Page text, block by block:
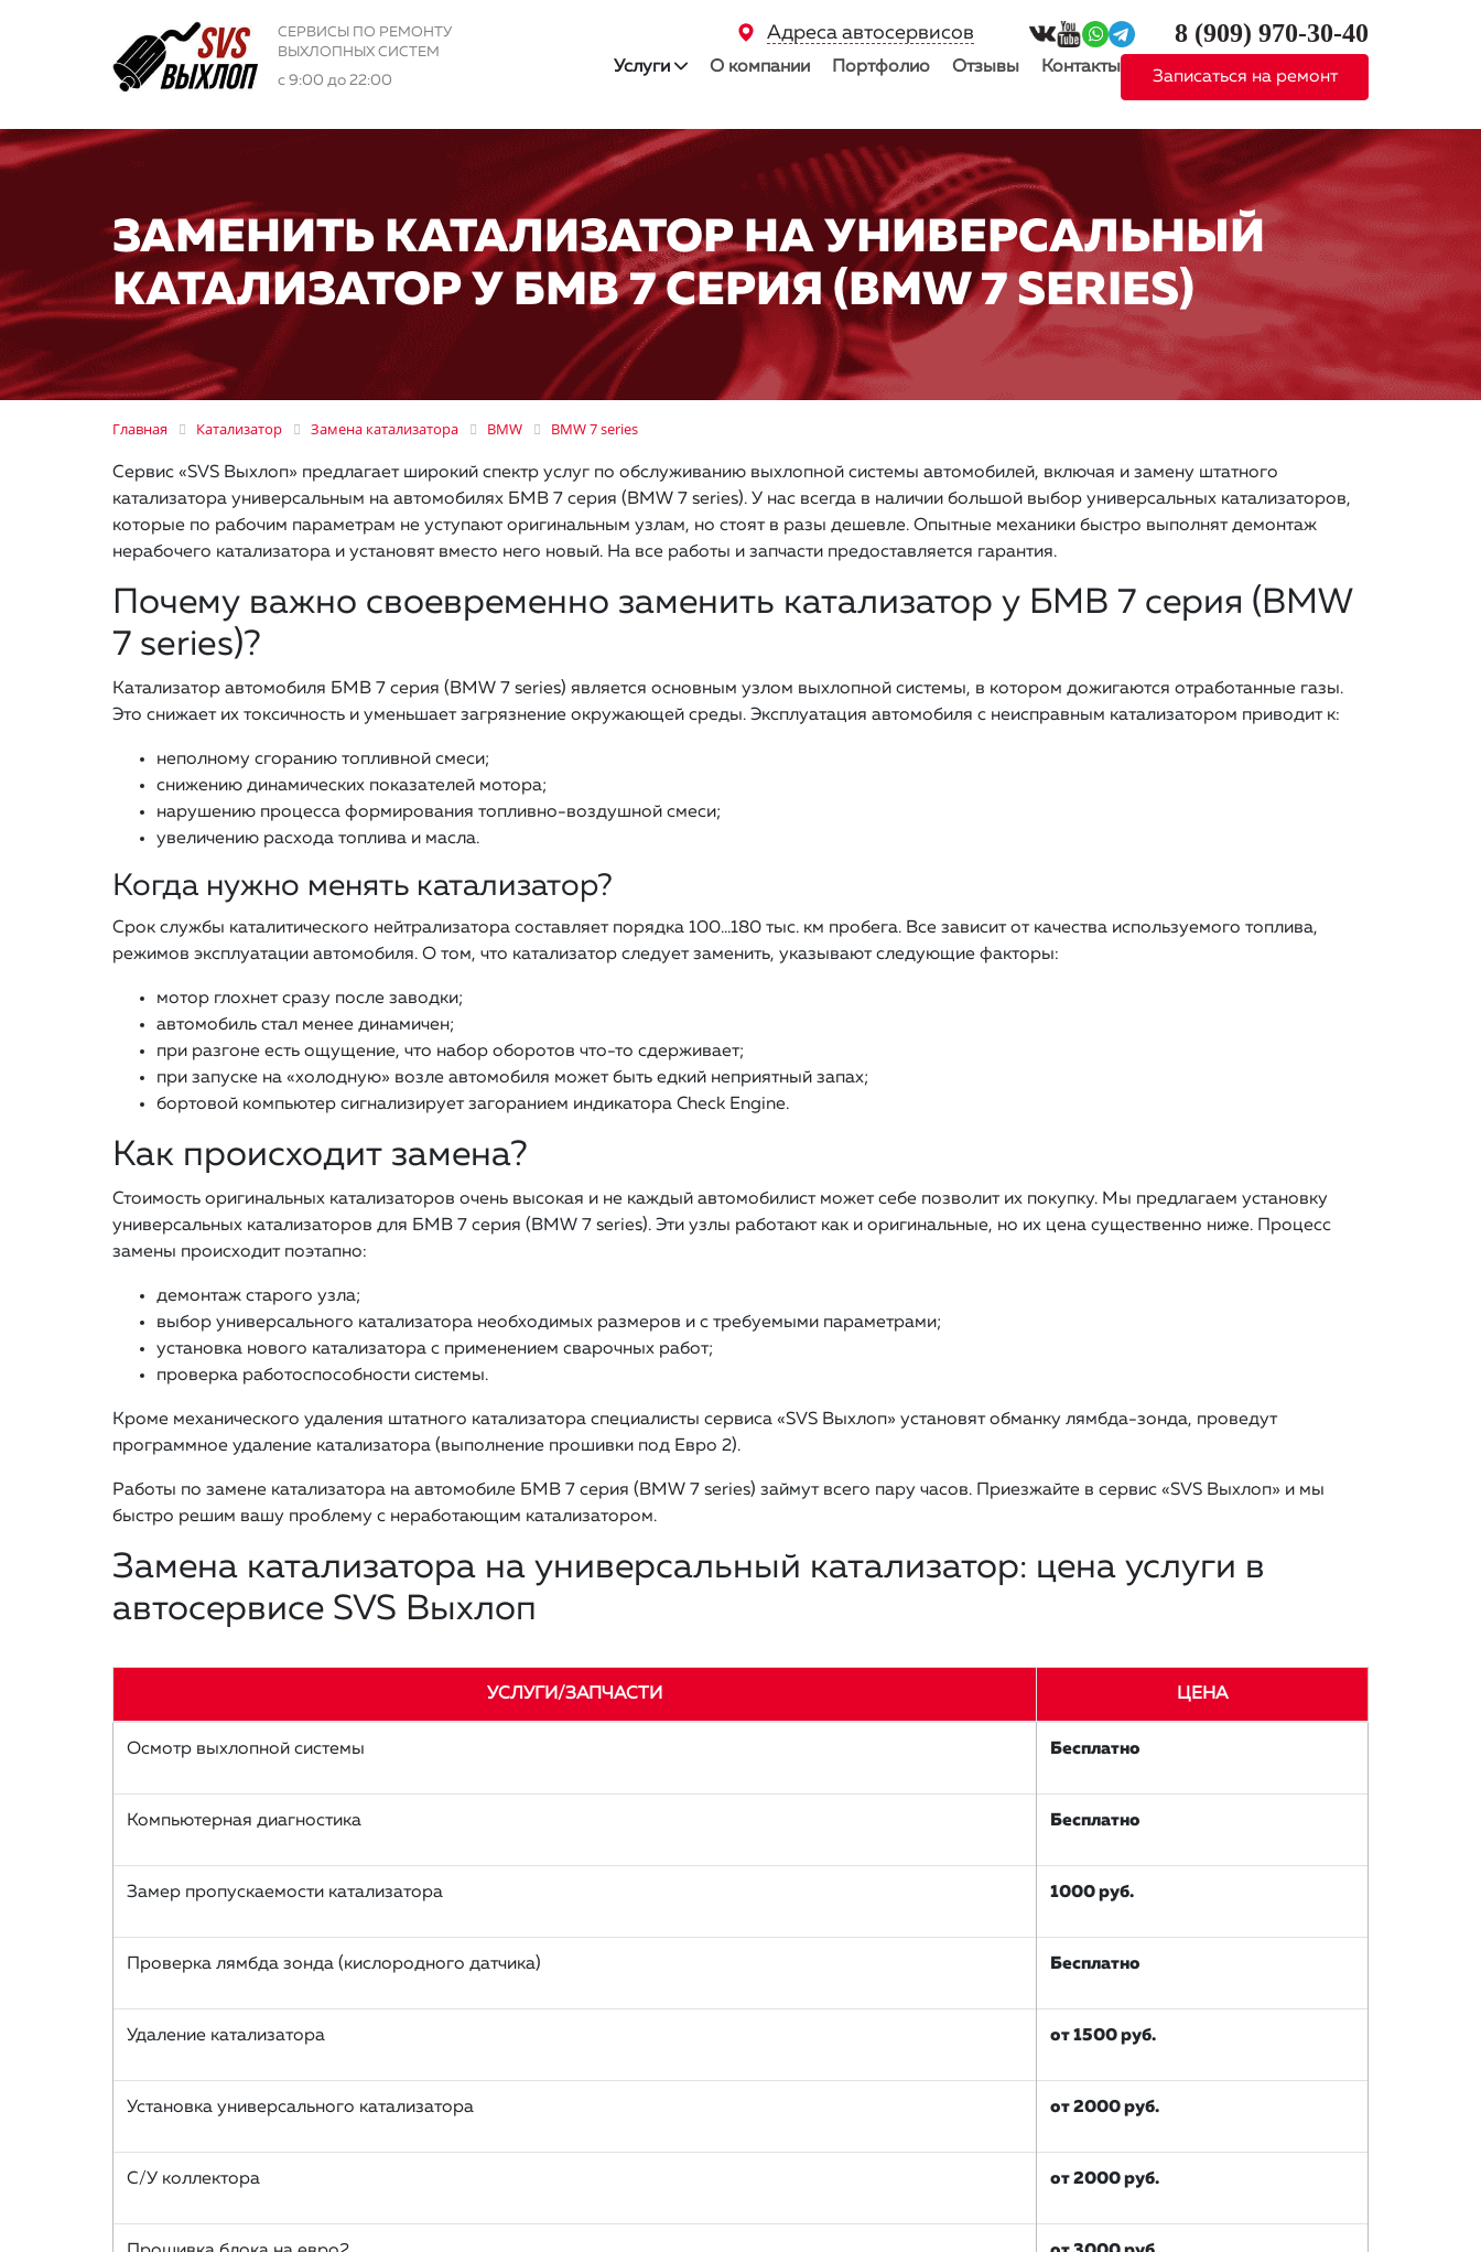
СЕРВИСЫ ПО РЕМОНТУ
ВЫХЛОПНЫХ СИСТЕМ
с 9:00 до 22:00
Адреса автосервисов 8 (909) 970-30-40
Услуги О компании Портфолио Отзывы Контакты
Записаться на ремонт
ЗАМЕНИТЬ КАТАЛИЗАТОР НА УНИВЕРСАЛЬНЫЙ
КАТАЛИЗАТОР У БМВ 7 СЕРИЯ (BMW 7 SERIES)
Главная Катализатор Замена катализатора BMW BMW 7 series
Сервис «SVS Выхлоп» предлагает широкий спектр услуг по обслуживанию выхлопной системы автомобилей, включая и замену штатного
катализатора универсальным на автомобилях БМВ 7 серия (BMW 7 series). У нас всегда в наличии большой выбор универсальных катализаторов,
которые по рабочим параметрам не уступают оригинальным узлам, но стоят в разы дешевле. Опытные механики быстро выполнят демонтаж
нерабочего катализатора и установят вместо него новый. На все работы и запчасти предоставляется гарантия.
Почему важно своевременно заменить катализатор у БМВ 7 серия (BMW
7 series)?
Катализатор автомобиля БМВ 7 серия (BMW 7 series) является основным узлом выхлопной системы, в котором дожигаются отработанные газы.
Это снижает их токсичность и уменьшает загрязнение окружающей среды. Эксплуатация автомобиля с неисправным катализатором приводит к:
неполному сгоранию топливной смеси;
снижению динамических показателей мотора;
нарушению процесса формирования топливно-воздушной смеси;
увеличению расхода топлива и масла.
Когда нужно менять катализатор?
Срок службы каталитического нейтрализатора составляет порядка 100…180 тыс. км пробега. Все зависит от качества используемого топлива,
режимов эксплуатации автомобиля. О том, что катализатор следует заменить, указывают следующие факторы:
мотор глохнет сразу после заводки;
автомобиль стал менее динамичен;
при разгоне есть ощущение, что набор оборотов что-то сдерживает;
при запуске на «холодную» возле автомобиля может быть едкий неприятный запах;
бортовой компьютер сигнализирует загоранием индикатора Check Engine.
Как происходит замена?
Стоимость оригинальных катализаторов очень высокая и не каждый автомобилист может себе позволит их покупку. Мы предлагаем установку
универсальных катализаторов для БМВ 7 серия (BMW 7 series). Эти узлы работают как и оригинальные, но их цена существенно ниже. Процесс
замены происходит поэтапно:
демонтаж старого узла;
выбор универсального катализатора необходимых размеров и с требуемыми параметрами;
установка нового катализатора с применением сварочных работ;
проверка работоспособности системы.
Кроме механического удаления штатного катализатора специалисты сервиса «SVS Выхлоп» установят обманку лямбда-зонда, проведут
программное удаление катализатора (выполнение прошивки под Евро 2).
Работы по замене катализатора на автомобиле БМВ 7 серия (BMW 7 series) займут всего пару часов. Приезжайте в сервис «SVS Выхлоп» и мы
быстро решим вашу проблему с неработающим катализатором.
Замена катализатора на универсальный катализатор: цена услуги в
автосервисе SVS Выхлоп
УСЛУГИ/ЗАПЧАСТИ ЦЕНА
Осмотр выхлопной системы Бесплатно
Компьютерная диагностика Бесплатно
Замер пропускаемости катализатора 1000 руб.
Проверка лямбда зонда (кислородного датчика) Бесплатно
Удаление катализатора от 1500 руб.
Установка универсального катализатора от 2000 руб.
С/У коллектора от 2000 руб.